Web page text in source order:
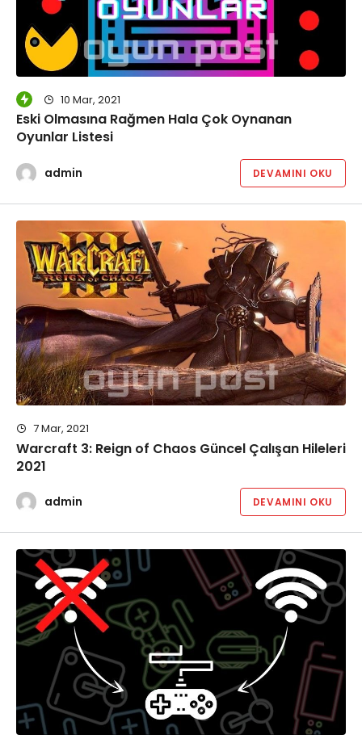
10 Mar, 2021
Eski Olmasına Rağmen Hala Çok Oynanan
Oyunlar Listesi
admin DEVAMINI OKU
7 Mar, 2021
Warcraft 3: Reign of Chaos Güncel Çalışan Hileleri
2021
admin DEVAMINI OKU